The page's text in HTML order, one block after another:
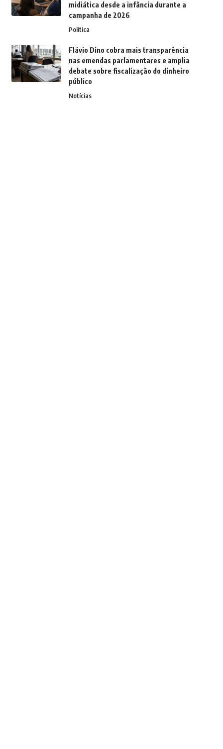
midiática desde a infância durante a
campanha de 2026
Política
Flávio Dino cobra mais transparência
nas emendas parlamentares e amplia
debate sobre fiscalização do dinheiro
público
Notícias